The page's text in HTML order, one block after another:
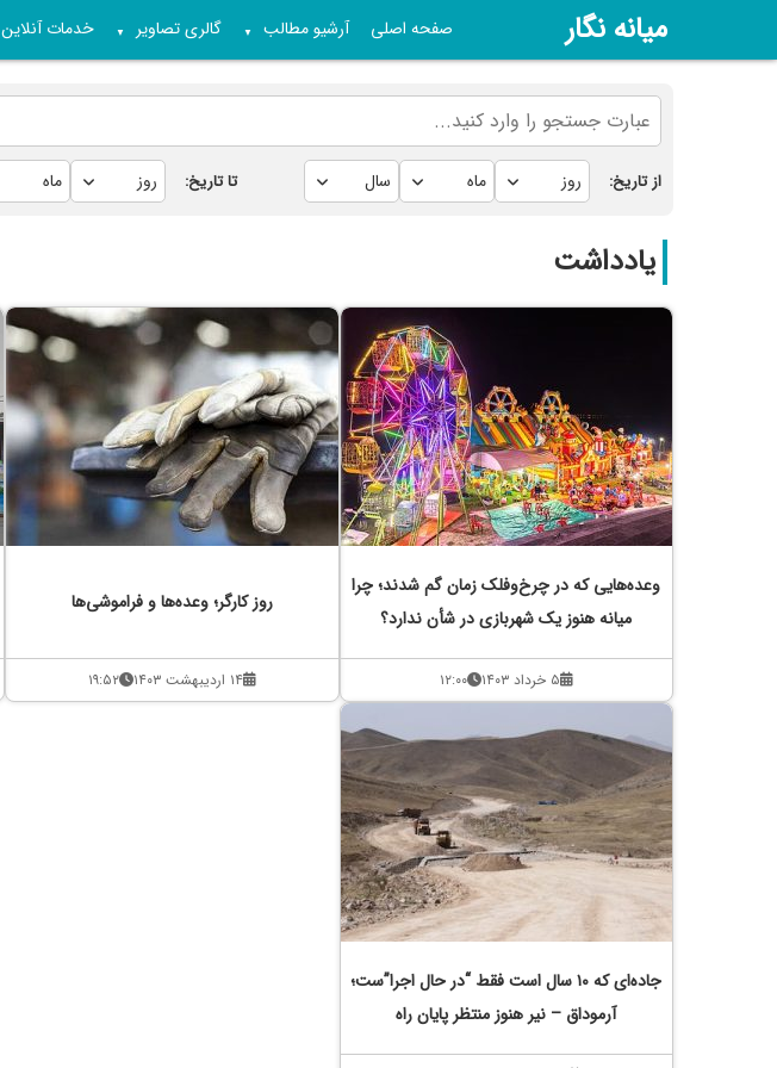
میانه نگار صفحه اصلی آرشیو مطالب ▼ گالری تصاویر ▼ خدمات آنلاین
از تاریخ: تا تاریخ:
یادداشت
وعده‌هایی که در چرخ‌وفلک زمان گم شدند؛ چرا
میانه هنوز یک شهربازی در شأن ندارد؟
۵ خرداد ۱۴۰۳ ۱۲:۰۰
روز کارگر؛ وعده‌ها و فراموشی‌ها
۱۴ اردیبهشت ۱۴۰۳ ۱۹:۵۲
جاده‌ای که ۱۰ سال است فقط “در حال اجرا”ست؛
آرموداق – نیر هنوز منتظر پایان راه